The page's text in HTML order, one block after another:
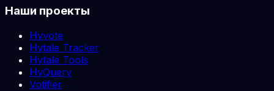
Наши проекты
Hyvote
Hytale Tracker
Hytale Tools
HyQuery
Votifier